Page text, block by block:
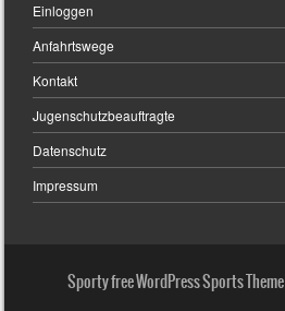
Einloggen
Anfahrtswege
Kontakt
Jugenschutzbeauftragte
Datenschutz
Impressum
Sporty free WordPress Sports Theme